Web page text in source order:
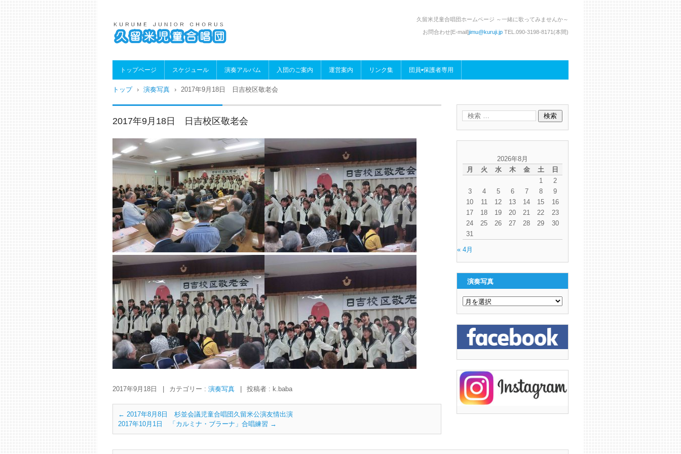
久留米児童合唱団ホームページ ～一緒に歌ってみませんか～
お問合わせ[E-mail]jimu@kuruji.jp TEL. 090-3198-8171(本間)
トップページ スケジュール 演奏アルバム 入団のご案内 運営案内 リンク集 団員•保護者専用
トップ › 演奏写真 › 2017年9月18日 日吉校区敬老会
2017年9月18日 日吉校区敬老会
2017年9月18日 カテゴリー : 演奏写真 投稿者 : k.baba
← 2017年8月8日 杉並会議児童合唱団久留米公演友情出演
2017年10月1日 「カルミナ・ブラーナ」合唱練習 →
2026年8月
月
火 水 木 金 土
日
1
2
3
4 5 6 7 8
9
10
11 12 13 14 15
16
17
18 19 20 21 22
23
24
25 26 27 28 29
30
31
« 4月
演奏写真